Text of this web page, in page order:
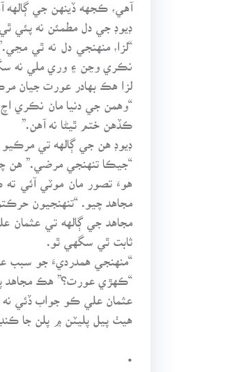
آهي، ڪجهه ڏينهن جي ڳالهه
ڊيوڊ جي دل مطمئن نه پئي
“لزا، منهنجي دل نه ٿي
نڪري وڃن ۽ وري ملي نه
لزا هڪ بهادر عورت جيان
“وهمن جي دنيا مان نڪري
ڪڏهن ختم ٿيڻا نه آهن.”
ڊيوڊ هن جي ڳالهه تي
“جيڪا تنهنجي مرضي.” هن
هوءَ تصور مان موٽي آئي
مجاهد چيو. “تنهنجيون
مجاهد جي ڳالهه تي
ثابت ٿي سگهي ٿو.
“منهنجي همدرديءَ جو سبب
“ڪهڙي عورت؟” هڪ مجاهد
عثمان علي ڪو جواب ڏئي نه
هيٺ پيل پليٽن ۾ پلن جا